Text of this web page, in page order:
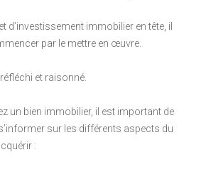
d’investissement immobilier en tête, il
par le mettre en œuvre.
et raisonné.
un bien immobilier, il est important de
sur les différents aspects du
: